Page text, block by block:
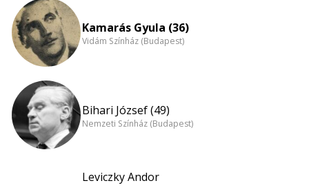
Kamarás Gyula (36)
Vidám Színház (Budapest)
Bihari József (49)
Nemzeti Színház (Budapest)
Leviczky Andor